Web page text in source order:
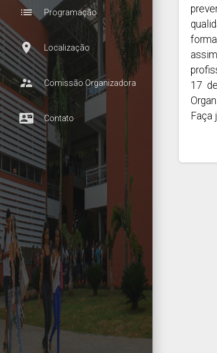
list Programação
room Localização
supervisor_account Comissão Organizadora
contact_mail Contato
17
Faça